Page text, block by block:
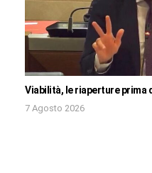
Viabilità, le riaperture prima
7 Agosto 2026